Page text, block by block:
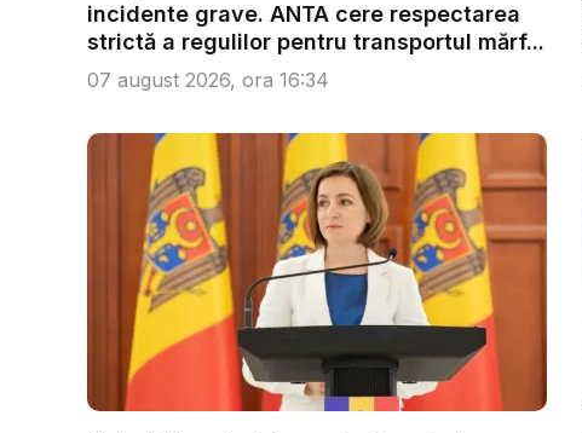
incidente grave. ANTA cere respectarea
strictă a regulilor pentru transportul mărf...
07 august 2026, ora 16:34